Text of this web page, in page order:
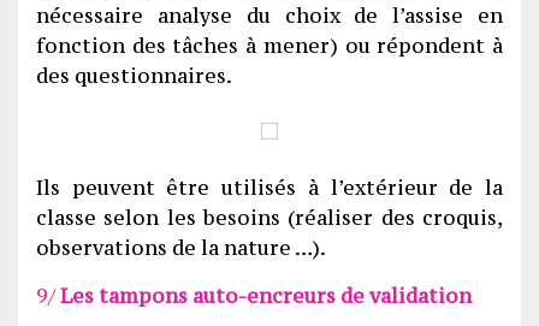
nécessaire analyse du choix de l’assise en
fonction des tâches à mener) ou répondent à
des questionnaires.
Ils peuvent être utilisés à l’extérieur de la
classe selon les besoins (réaliser des croquis,
observations de la nature …).
9/Les tampons auto-encreurs de validation